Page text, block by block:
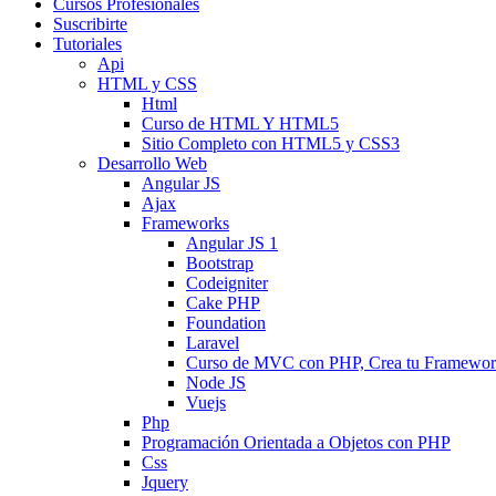
Cursos Profesionales
Suscribirte
Tutoriales
Api
HTML y CSS
Html
Curso de HTML Y HTML5
Sitio Completo con HTML5 y CSS3
Desarrollo Web
Angular JS
Ajax
Frameworks
Angular JS 1
Bootstrap
Codeigniter
Cake PHP
Foundation
Laravel
Curso de MVC con PHP, Crea tu
Node JS
Vuejs
Php
Programación Orientada a Objetos con PHP
Css
Jquery